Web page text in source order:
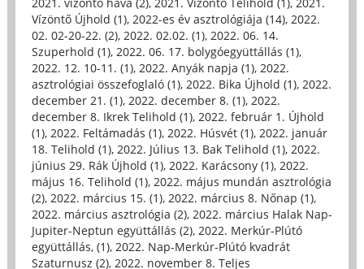
Vízöntő Újhold (1), 2022-es év asztrológiája (14), 2022.
02. 02-20-22. (2), 2022. 02.02. (1), 2022. 06. 14.
Szuperhold (1), 2022. 06. 17. bolygóegyüttállás (1),
2022. 12. 10-11. (1), 2022. Anyák napja (1), 2022.
asztrológiai összefoglaló (1), 2022. Bika Újhold (1), 2022.
december 21. (1), 2022. december 8. (1), 2022.
december 8. Ikrek Telihold (1), 2022. február 1. Újhold
(1), 2022. Feltámadás (1), 2022. Húsvét (1), 2022. január
18. Telihold (1), 2022. Július 13. Bak Telihold (1), 2022.
június 29. Rák Újhold (1), 2022. Karácsony (1), 2022.
május 16. Telihold (1), 2022. május mundán asztrológia
(2), 2022. március 15. (1), 2022. március 8. Nőnap (1),
2022. március asztrológia (2), 2022. március Halak Nap-
Jupiter-Neptun együttállás (2), 2022. Merkúr-Plútó
együttállás, (1), 2022. Nap-Merkúr-Plútó kvadrát
Szaturnusz (2), 2022. november 8. Teljes